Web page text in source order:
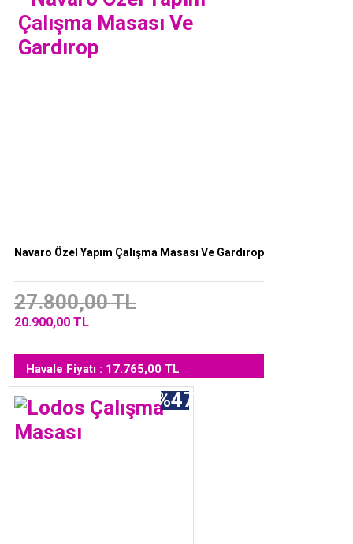
Navaro Özel Yapım Çalışma Masası Ve Gardırop
27.800,00 TL
20.900,00 TL
Havale Fiyatı : 17.765,00 TL
%47